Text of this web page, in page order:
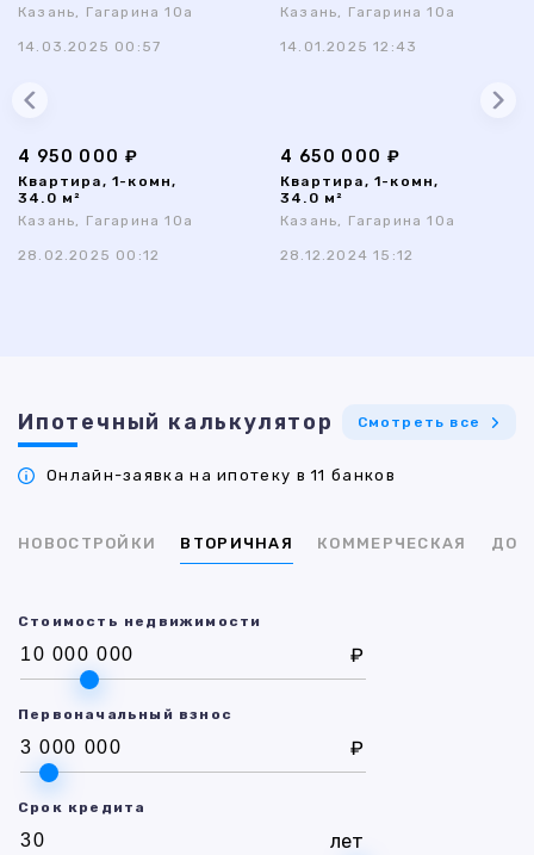
Казань, Гагарина 10а
14.03.2025 00:57
Казань, Гагарина 10а
14.01.2025 12:43
4 950 000 ₽
Квартира, 1-комн,
34.0 м²
Казань, Гагарина 10а
28.02.2025 00:12
4 650 000 ₽
Квартира, 1-комн,
34.0 м²
Казань, Гагарина 10а
28.12.2024 15:12
Ипотечный калькулятор Смотреть все
Онлайн-заявка на ипотеку в 11 банков
НОВОСТРОЙКИ ВТОРИЧНАЯ КОММЕРЧЕСКАЯ ДОМ
Стоимость недвижимости
₽
Первоначальный взнос
₽
Срок кредита
лет